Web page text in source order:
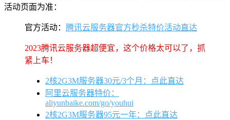
活动页面为准：
官方活动： 腾讯云服务器官方秒杀特价活动直达
2023腾讯云服务器超便宜，这个价格太可以了，抓
紧上车！
2核2G3M服务器30元/3个月：点此直达
阿里云服务器特价：
aliyunbaike.com/go/youhui
2核2G3M服务器95元一年：点此直达